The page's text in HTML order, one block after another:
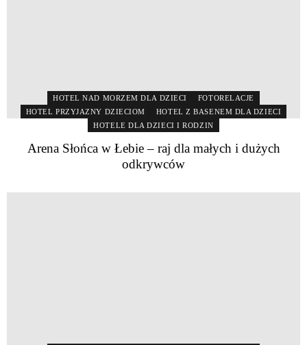
HOTEL NAD MORZEM DLA DZIECI
FOTORELACJE
HOTEL PRZYJAZNY DZIECIOM
HOTEL Z BASENEM DLA DZIECI
HOTELE DLA DZIECI I RODZIN
Arena Słońca w Łebie – raj dla małych i dużych
odkrywców